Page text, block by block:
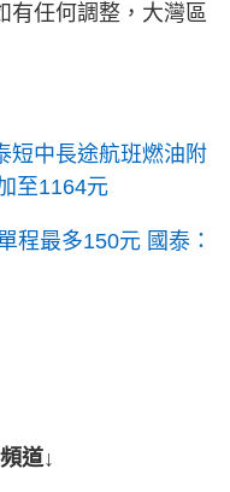
有任何調整，大灣區
短中長途航班燃油附
至1164元
程最多150元 國泰：
道↓